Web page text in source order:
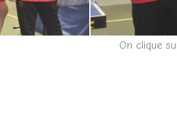
On clique